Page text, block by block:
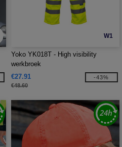
W1
Yoko YK018T - High visibility
werkbroek
€27.91
€48.60
-43%